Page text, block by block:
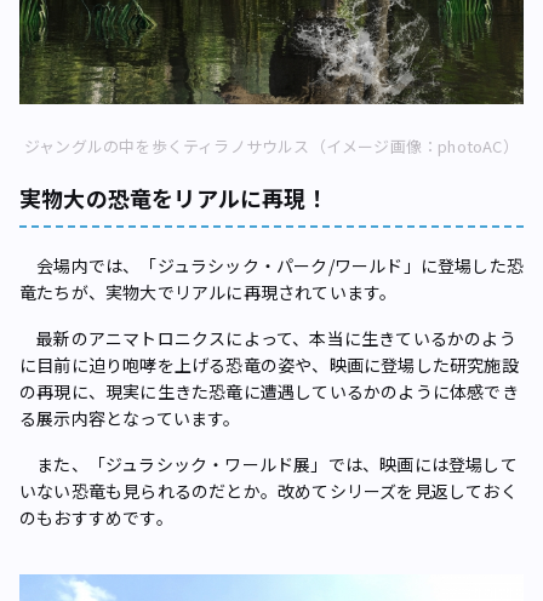
ジャングルの中を歩くティラノサウルス（イメージ画像：photoAC）
実物大の恐竜をリアルに再現！
会場内では、「ジュラシック・パーク/ワールド」に登場した恐
竜たちが、実物大でリアルに再現されています。
最新のアニマトロニクスによって、本当に生きているかのよう
に目前に迫り咆哮を上げる恐竜の姿や、映画に登場した研究施設
の再現に、現実に生きた恐竜に遭遇しているかのように体感でき
る展示内容となっています。
また、「ジュラシック・ワールド展」では、映画には登場して
いない恐竜も見られるのだとか。改めてシリーズを見返しておく
のもおすすめです。